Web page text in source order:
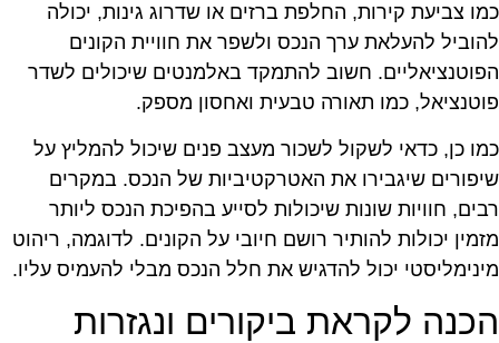
צביעת קירות, החלפת ברזים או שדרוג גינות, יכולה
להעלאת ערך הנכס ולשפר את חוויית הקונים
חשוב להתמקד באלמנטים שיכולים לשדר
כמו תאורה טבעית ואחסון מספק.
כן, כדאי לשקול לשכור מעצב פנים שיכול להמליץ על
שיגבירו את האטרקטיביות של הנכס. במקרים
חוויות שונות שיכולות לסייע בהפיכת הנכס ליותר
יכולות להותיר רושם חיובי על הקונים. לדוגמה, ריהוט
יכול להדגיש את חלל הנכס מבלי להעמיס עליו.
לקראת ביקורים ונגזרות